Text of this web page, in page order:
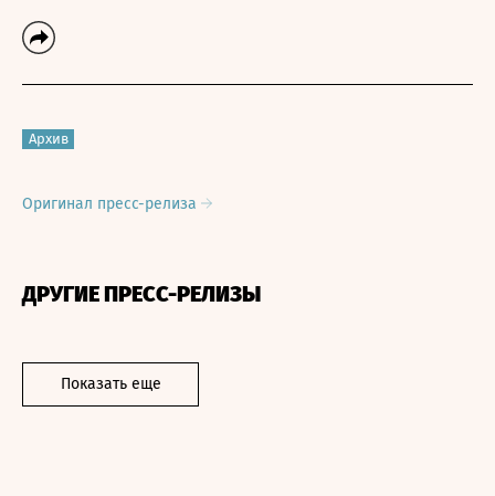
Архив
Оригинал пресс-релиза
ДРУГИЕ ПРЕСС-РЕЛИЗЫ
Показать еще